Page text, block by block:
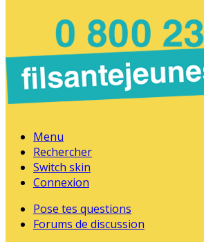
Menu
Rechercher
Switch skin
Connexion
Pose tes questions
Forums de discussion